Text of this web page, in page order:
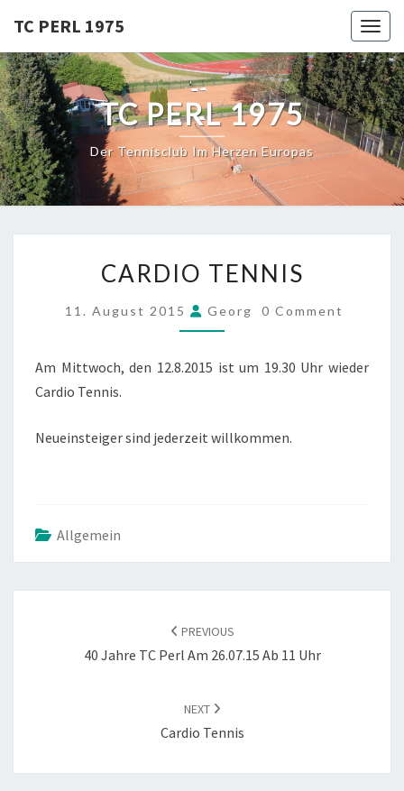
content
TC PERL 1975
TC PERL 1975
Der Tennisclub Im Herzen Europas
TENNIS
CARDIO TENNIS
11. August 2015 Georg COMMENTS
0 Comment
Am Mittwoch, den 12.8.2015 ist um 19.30 Uhr wieder
Cardio Tennis.
Neueinsteiger sind jederzeit willkommen.
Allgemein
PREVIOUS
40 Jahre TC Perl Am 26.07.15 Ab 11 Uhr
NEXT
Cardio Tennis